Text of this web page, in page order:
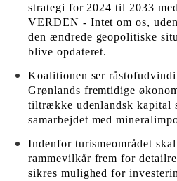
strategi for 2024 til 2033
VERDEN - Intet om os,
den ændrede geopolitiske
blive opdateret.
Koalitionen ser
Grønlands fremtidige
tiltrække udenlandsk kapital
samarbejdet med
Indenfor turismeområdet
rammevilkår frem for
sikres mulighed for